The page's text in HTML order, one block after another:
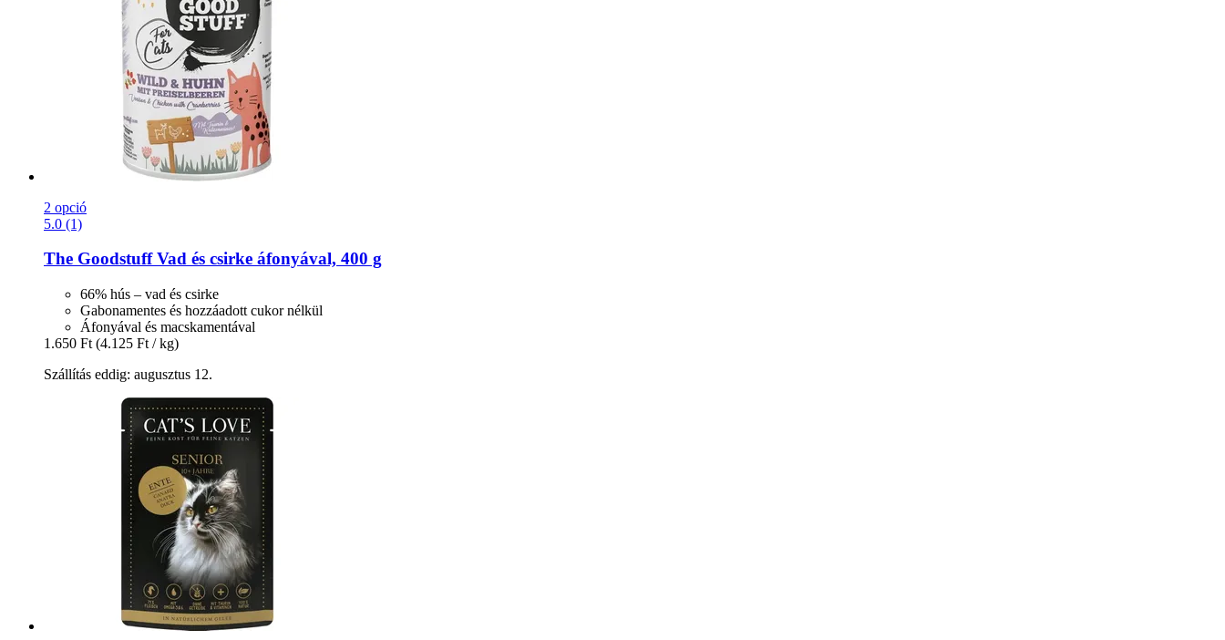
2 opció
5.0 (1)
The GoodstuffVad és csirke áfonyával, 400 g
66% hús – vad és csirke
Gabonamentes és hozzáadott cukor nélkül
Áfonyával és macskamentával
1.650 Ft (4.125 Ft / kg)
Szállítás eddig: augusztus 12.